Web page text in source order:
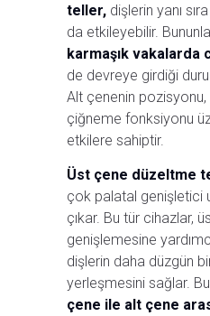
teller, dişlerin yanı
da etkileyebilir.
karmaşık vakalarda
de devreye girdiği
Alt çenenin
çiğneme fonksiyonu
etkilere sahiptir.
Üst çene düzeltme
çok palatal genişletici
çıkar. Bu tür cihazlar,
genişlemesine
dişlerin daha düzgün
yerleşmesini sağlar.
çene ile alt çene